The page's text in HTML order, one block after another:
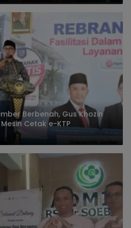
Berbenah, Gus Khozin
Cetak e-KTP